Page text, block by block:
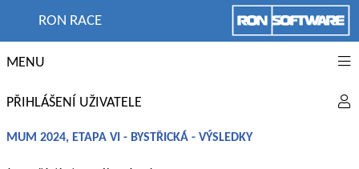
RON RACE
MENU
PŘIHLÁŠENÍ UŽIVATELE
MUM 2024, ETAPA VI - BYSTŘICKÁ - VÝSLEDKY